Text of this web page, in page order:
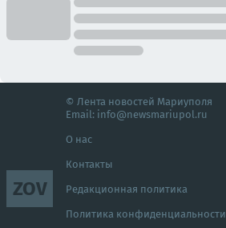
ZOV
© Лента новостей Мариуполя
Email: info@newsmariupol.ru
О нас
Контакты
Редакционная политика
Политика конфиденциальности